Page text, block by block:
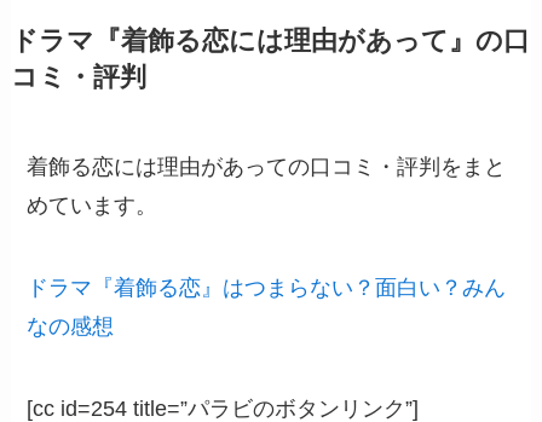
ドラマ『着飾る恋には理由があって』の口
コミ・評判
着飾る恋には理由があっての口コミ・評判をまと
めています。
ドラマ『着飾る恋』はつまらない？面白い？みん
なの感想
[cc id=254 title=”パラビのボタンリンク”]